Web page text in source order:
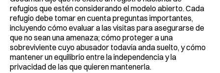
refugios que estén considerando el modelo abierto. Cada
refugio debe tomar en cuenta preguntas importantes,
incluyendo cómo evaluar a las visitas para asegurarse de
que no sean una amenaza; cómo proteger a una
sobreviviente cuyo abusador todavía anda suelto, y cómo
mantener un equilibrio entre la independencia y la
privacidad de las que quieren mantenerla.